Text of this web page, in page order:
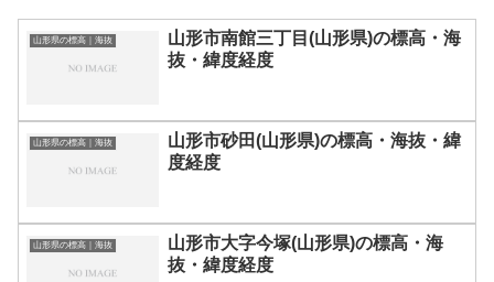
山形県の標高｜海抜
山形市南館三丁目(山形県)の標高・海
抜・緯度経度
山形県の標高｜海抜
山形市砂田(山形県)の標高・海抜・緯
度経度
山形県の標高｜海抜
山形市大字今塚(山形県)の標高・海
抜・緯度経度